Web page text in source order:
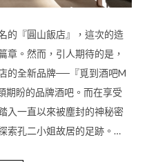
的『圓山飯店』，這次的造
章。然而，引人期待的是，
的全新品牌──『覓到酒吧M
期盼的品牌酒吧。而在享受
入一直以來被塵封的神秘密
索孔二小姐故居的足跡。…